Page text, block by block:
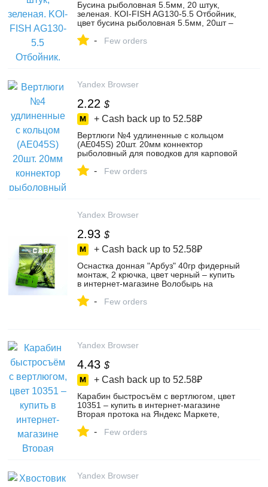
Бусина рыболовная 5.5мм, 20 штук,
зеленая. KOI-FISH AG130-5.5 Отбойник,
цвет бусина рыболовная 5.5мм, 20шт –
Яндекс Маркете, 102633993679
- Few orders
Yandex Browser
2.22 $
+ Cash back up to 52.58₽
Вертлюги №4 удлиненные с кольцом
(AE045S) 20шт. 20мм коннектор
рыболовный для поводков для карповой
кольцом, 20шт, 20мм – купить в
- Few orders
Yandex Browser
2.93 $
+ Cash back up to 52.58₽
Оснастка донная "Арбуз" 40гр фидерный
монтаж, 2 крючка, цвет черный – купить
в интернет-магазине Волобырь на
- Few orders
Yandex Browser
4.43 $
+ Cash back up to 52.58₽
Карабин быстросъём с вертлюгом, цвет
10351 – купить в интернет-магазине
Вторая протока на Яндекс Маркете,
- Few orders
Yandex Browser